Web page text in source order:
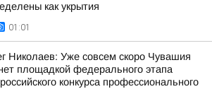
как укрытия
01:01
Николаев: Уже совсем скоро Чувашия
площадкой федерального этапа
конкурса профессионального